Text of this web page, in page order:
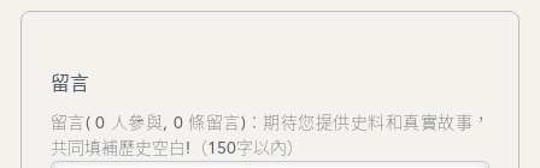
中華人民共和國成立70周年──中國水彩
留言
留言( 0 人參與, 0 條留言)：期待您提供史料和真實故事，
共同填補歷史空白!（150字以內）